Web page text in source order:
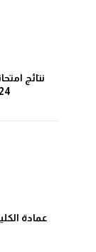
نتائج
2024– 2025
عمادة